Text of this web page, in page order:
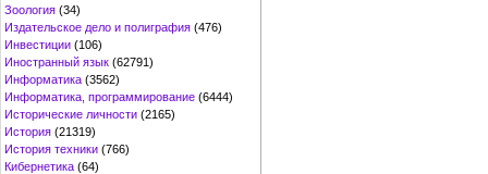
Зоология (34)
Издательское дело и полиграфия (476)
Инвестиции (106)
Иностранный язык (62791)
Информатика (3562)
Информатика, программирование (6444)
Исторические личности (2165)
История (21319)
История техники (766)
Кибернетика (64)